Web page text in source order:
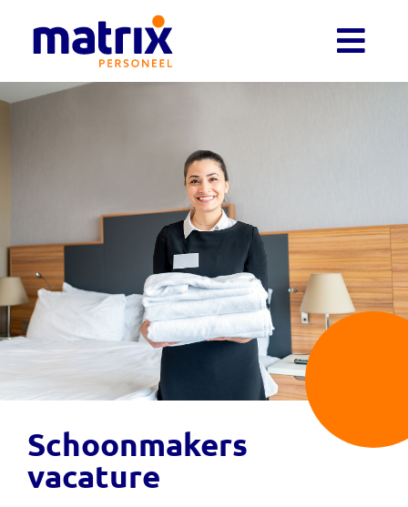
Schoonmakers
vacature